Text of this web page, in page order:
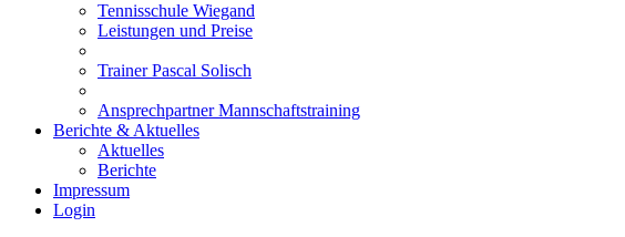
Tennisschule Wiegand
Leistungen und Preise
Trainer Pascal Solisch
Ansprechpartner Mannschaftstraining
Berichte & Aktuelles
Aktuelles
Berichte
Impressum
Login